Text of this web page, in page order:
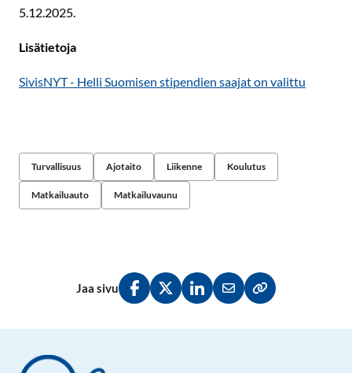
5.12.2025.
Lisätietoja
SivisNYT - Helli Suomisen stipendien saajat on valittu
Turvallisuus Ajotaito Liikenne Koulutus
Matkailuauto Matkailuvaunu
Jaa sivu
Jaa Facebookissa
Jaa Twitterissä
Jaa LinkedInissä
Jaa sähköpostitse
Kopioi linkki